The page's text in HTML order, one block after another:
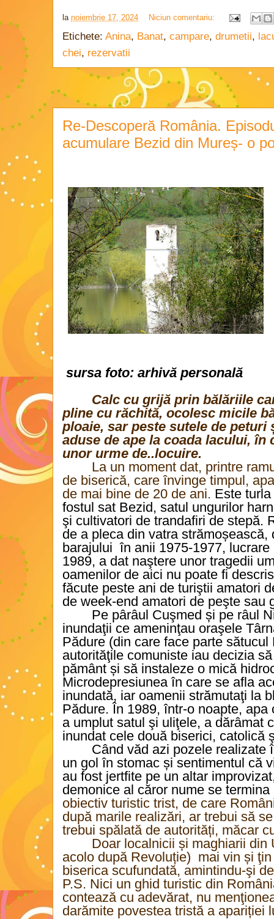
la noiembrie 17, 2024 Niciun comentariu:
Etichete: Anina, Banat, campare, drumetii,
chei, rezervatii
Re-Descoperă România.
acumulare Bezid din Mureș- o
sursa foto: arhivă personală
Calc cu grijă prin bălăriile
pline cu răchită, ocolesc micile
ploaie, sar peste sutele de peturi
aduse de ape la coada lacului, în
unor urme de..locuire.
La un moment dat, printre
de biserică, care învinge timpul,
de mai bine de 20 de ani. Este
fostul sat Bezid, satul ungurilor
şi cultivatori de trandafiri de stepă.
de a pleca din vatra strămoșească,
barajului în anii 1975-1977,
1989, a dat naştere unor tragedii
oamenilor de aici nu poate fi
făcute peste ani de turiştii amatori
de week-end amatori de peşte sau
Pe pârâul Cuşmed și pe râul
inundaţii ce ameninţau oraşele
Pădure (din care face parte
autorităţile comuniste iau decizia
pământ și să instaleze o mică
Microdepresiunea în care se afla
inundată, iar oamenii strămutaţi la
Pădure. În 1989, într-o noapte,
a umplut satul şi uliţele, a dărâmat
inundat cele două biserici, catolică
Când văd azi pozele realizate
un gol în stomac și sentimentul că
au fost jertfite pe un altar
demonice al căror nume se
obiectiv turistic trist, de care
după marile realizări, ar trebui să
trebui spălată de autorități, măcar
Doar localnicii și maghiarii din
acolo după Revoluție) mai vin și
biserica scufundată, amintindu-şi
P.S. Nici un ghid turistic din
contează cu adevărat, nu
darămite povestea tristă a apariției